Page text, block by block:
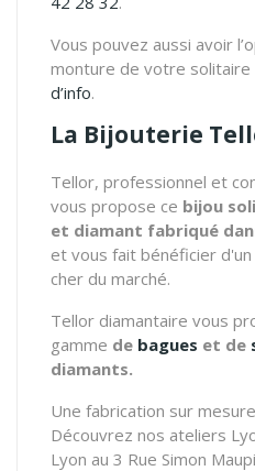
Vous pouvez aussi avoir
monture de votre solitaire
d’info.
La Bijouterie
Tellor, professionnel et
vous propose ce bijou
et diamant fabriqué
et vous fait bénéficier
cher du marché.
Tellor diamantaire vous
gamme de bagues et de
diamants.
Une fabrication sur
Découvrez nos ateliers
Lyon au 3 Rue Simon